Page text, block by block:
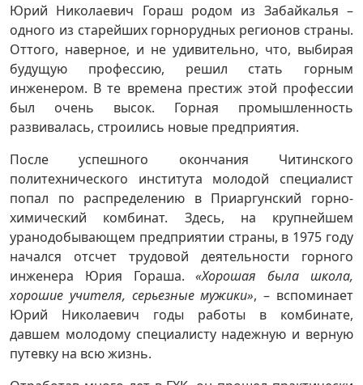
Юрий Николаевич Гораш родом из Забайкалья –
одного из старейших горнорудных регионов страны.
Оттого, наверное, и не удивительно, что, выбирая
будущую профессию, решил стать горным
инженером. В те времена престиж этой профессии
был очень высок. Горная промышленность
развивалась, строились новые предприятия.
После успешного окончания Читинского
политехнического института молодой специалист
попал по распределению в Приаргунский горно-
химический комбинат. Здесь, на крупнейшем
уранодобывающем предприятии страны, в 1975 году
начался отсчет трудовой деятельности горного
инженера Юрия Гораша.«Хорошая была школа,
хорошие учителя, серьезные мужики», – вспоминает
Юрий Николаевич годы работы в комбинате,
давшем молодому специалисту надежную и верную
путевку на всю жизнь.